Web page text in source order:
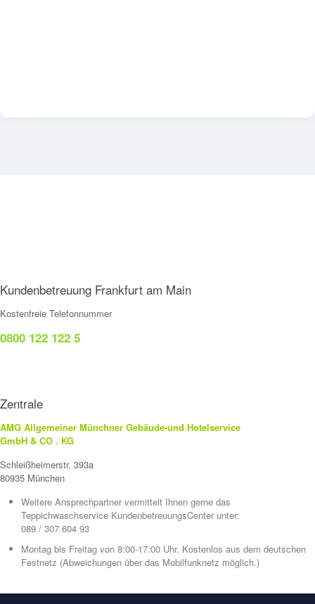
Kundenbetreuung Frankfurt am Main
Kostenfreie Telefonnummer
0800 122 122 5
Zentrale
AMG Allgemeiner Münchner Gebäude-und Hotelservice
GmbH & CO . KG
Schleißheimerstr. 393a
80935 München
Weitere Ansprechpartner vermittelt Ihnen gerne das
Teppichwaschservice KundenbetreuungsCenter unter:
089 / 307 604 93
Montag bis Freitag von 8:00-17:00 Uhr. Kostenlos aus dem deutschen
Festnetz (Abweichungen über das Mobilfunknetz möglich.)